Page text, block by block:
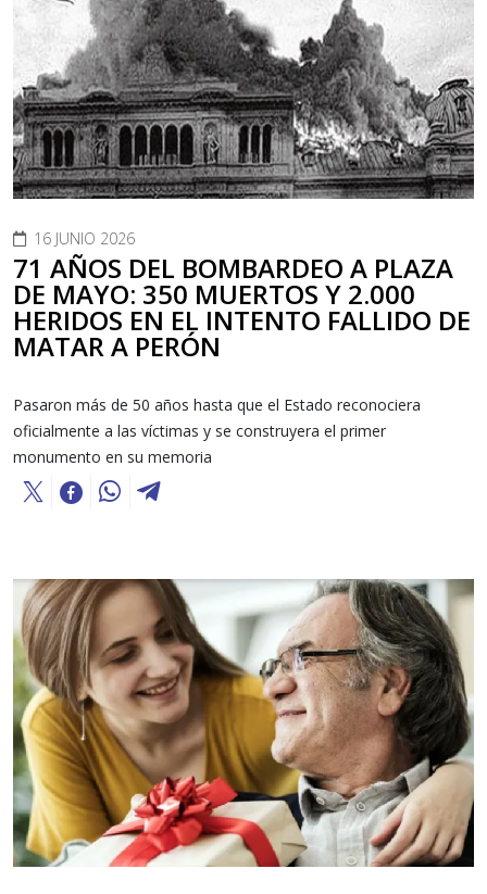
16 JUNIO 2026
71 AÑOS DEL BOMBARDEO A PLAZA
DE MAYO: 350 MUERTOS Y 2.000
HERIDOS EN EL INTENTO FALLIDO DE
MATAR A PERÓN
Pasaron más de 50 años hasta que el Estado reconociera
oficialmente a las víctimas y se construyera el primer
monumento en su memoria